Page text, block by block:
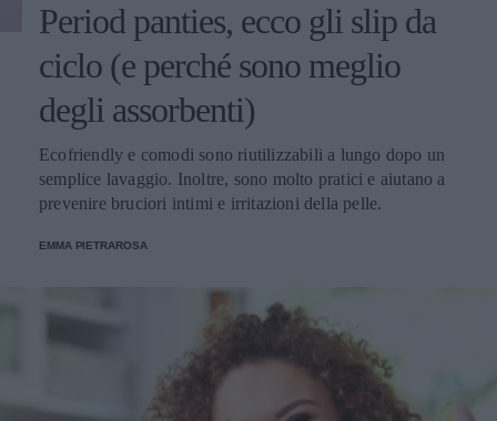
Period panties, ecco gli slip da
ciclo (e perché sono meglio
degli assorbenti)
Ecofriendly e comodi sono riutilizzabili a lungo dopo un
semplice lavaggio. Inoltre, sono molto pratici e aiutano a
prevenire bruciori intimi e irritazioni della pelle.
EMMA PIETRAROSA